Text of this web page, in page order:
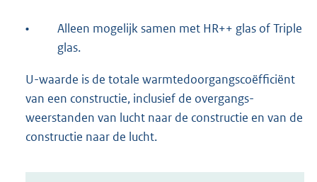
•
Alleen mogelijk samen met HR++ glas of Triple
glas.
U-waarde is de totale warmtedoorgangscoëfficiënt
van een constructie, inclusief de overgangs-
weerstanden van lucht naar de constructie en van de
constructie naar de lucht.